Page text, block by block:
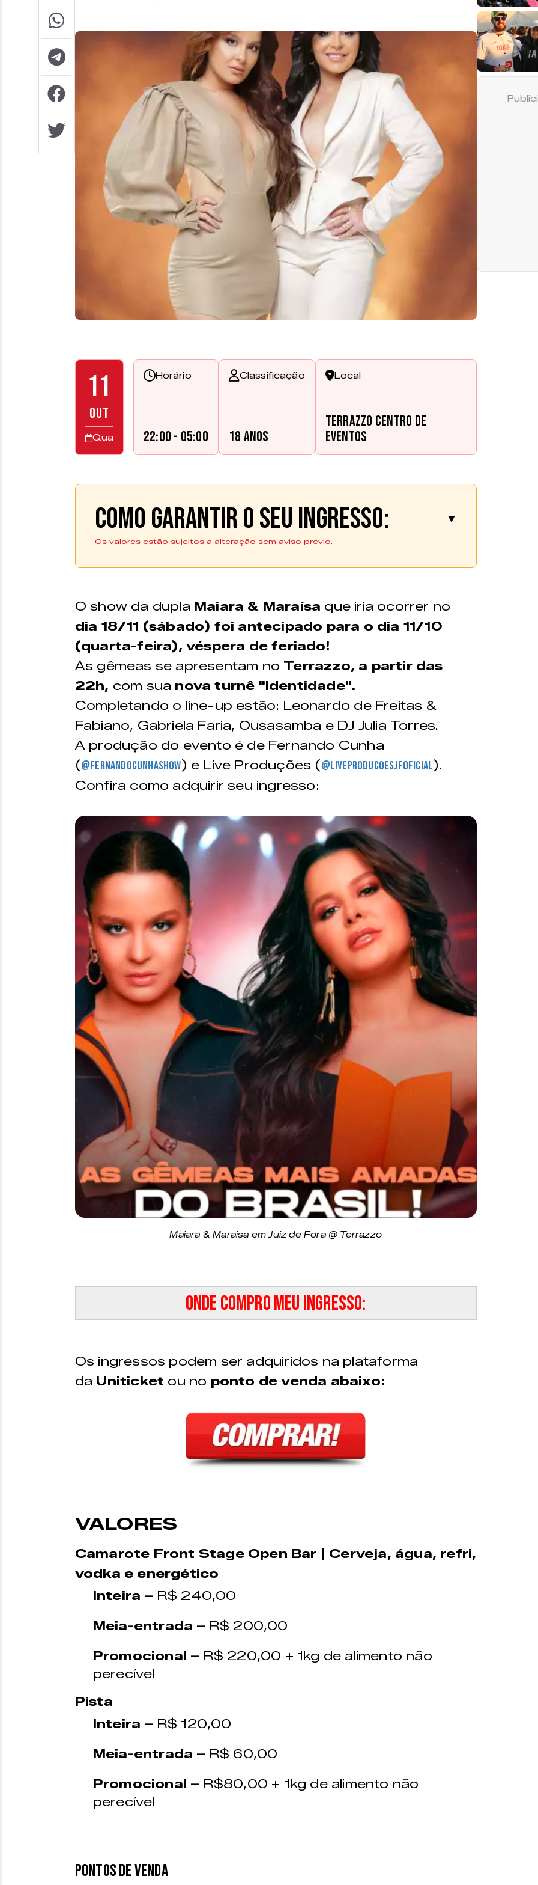
11
OUT
Qua
Horário
22:00 - 05:00
Classificação
18 anos
Local
Terrazzo Centro de
Eventos
Como garantir o seu ingresso: ▼
Os valores estão sujeitos a alteração sem aviso prévio.
** Os ingressos também estão disponíveis no ponto de venda físico do Zine
Cultural
Camarote Front Stage Open Bar | Cerveja, água,
refri, vodka e energético
Inteira –
Meia-entrada –
Promocional –
R$ 220,00 + 1kg de alimento não perecível
Meia-entrada –R$ 60,00
Promocional –
R$80,00 + 1kg de alimento não perecível
O show da dupla Maiara & Maraísa que iria ocorrer no
dia 18/11 (sábado) foi antecipado para o dia 11/10
(quarta-feira), véspera de feriado!
As gêmeas se apresentam no Terrazzo, a partir das
22h, com sua nova turnê "Identidade".
Completando o line-up estão: Leonardo de Freitas &
Fabiano, Gabriela Faria, Ousasamba e DJ Julia Torres.
A produção do evento é de Fernando Cunha
(@fernandocunhashow) e Live Produções (@liveproducoesjfoficial).
Confira como adquirir seu ingresso:
Maiara & Maraisa em Juiz de Fora @ Terrazzo
Onde compro meu ingresso:
Os ingressos podem ser adquiridos na plataforma
da Uniticket ou no ponto de venda abaixo:
VALORES
Camarote Front Stage Open Bar | Cerveja, água, refri,
vodka e energético
Inteira – R$ 240,00
Meia-entrada – R$ 200,00
Promocional – R$ 220,00 + 1kg de alimento não
perecível
Pista
Inteira – R$ 120,00
Meia-entrada – R$ 60,00
Promocional – R$80,00 + 1kg de alimento não
perecível
PONTOS DE VENDA